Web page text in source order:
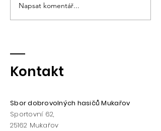
Hasičský maškarní bál
Napsat komentář...
Kontakt
Sbor dobrovolných hasičů Mukařov
Sportovní 62,
25162 Mukařov